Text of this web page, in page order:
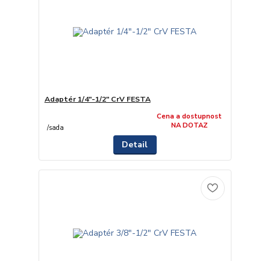
Adaptér 1/4"-1/2" CrV FESTA
/sada
Cena a dostupnost
NA DOTAZ
Detail